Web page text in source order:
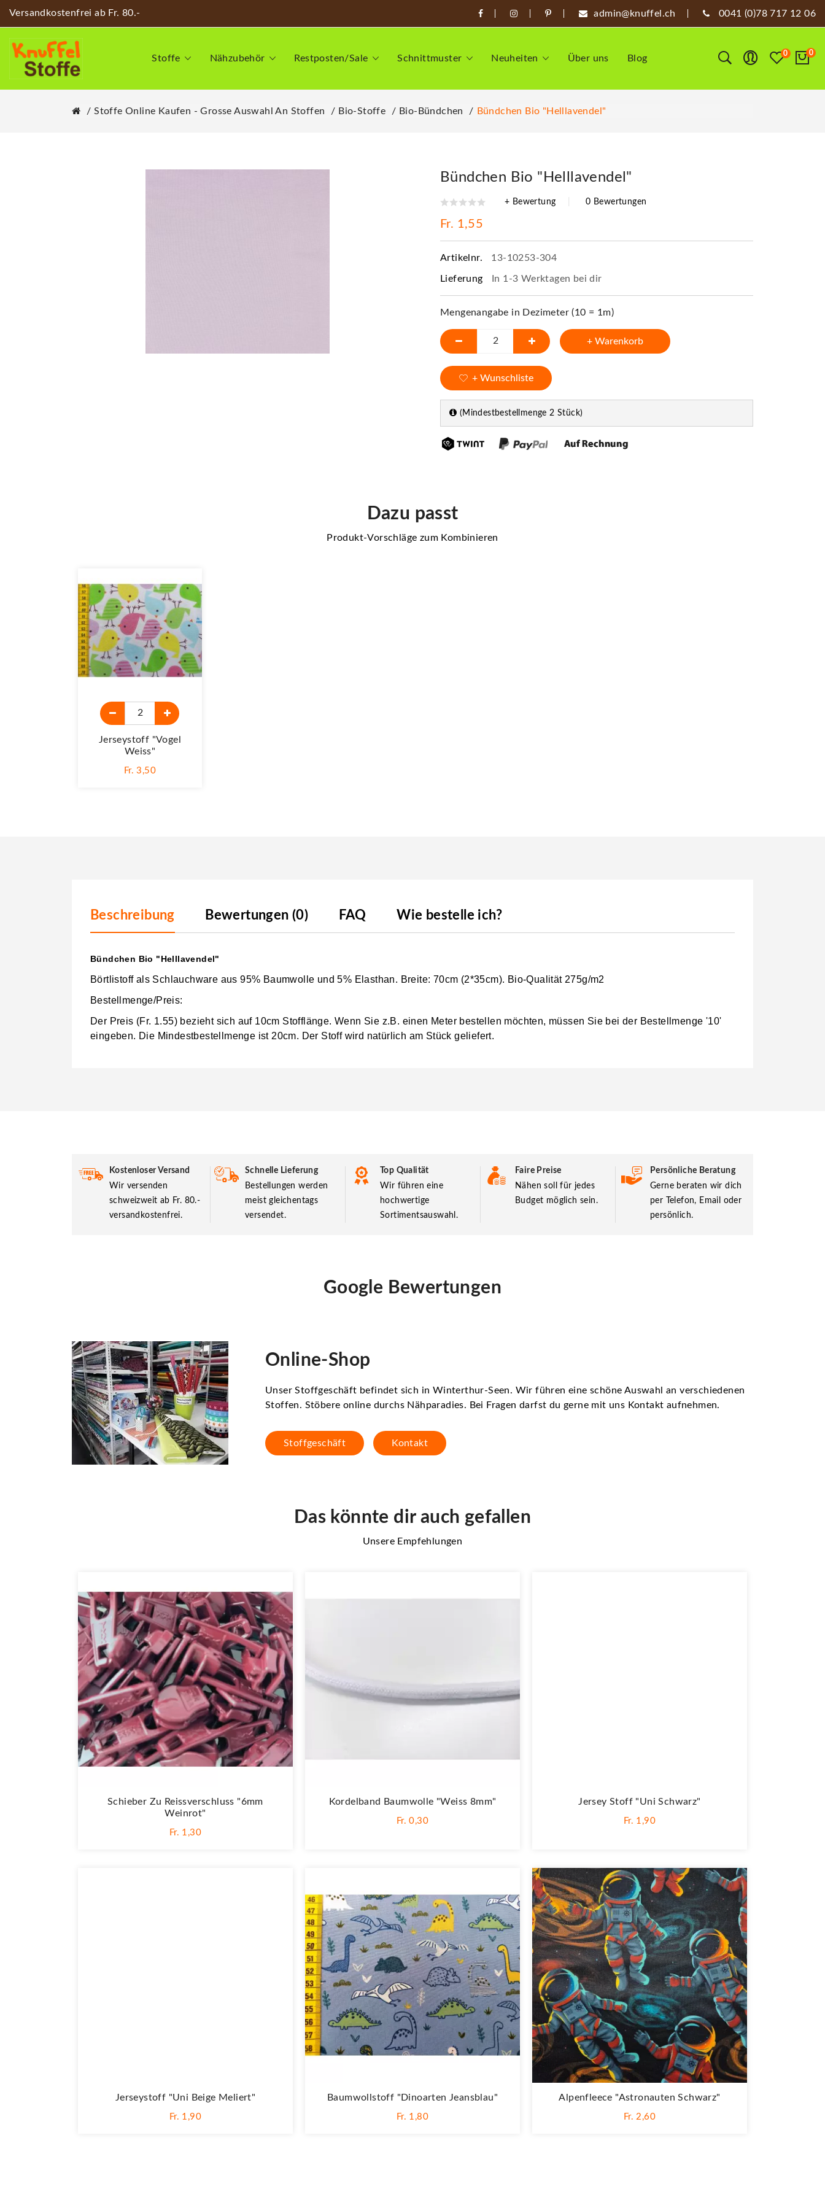
Versandkostenfrei ab Fr. 80.- admin@knuffel.ch 0041 (0)78 717 12 06
Stoffe Nähzubehör Restposten/Sale Schnittmuster Neuheiten Über uns Blog 0 0
Stoffe Online Kaufen - Grosse Auswahl An Stoffen Bio-Stoffe Bio-Bündchen Bündchen Bio "Helllavendel"
Bündchen Bio "Helllavendel"
+ Bewertung 0 Bewertungen
Fr. 1,55
Artikelnr. 13-10253-304
Lieferung In 1-3 Werktagen bei dir
Mengenangabe in Dezimeter (10 = 1m)
+ Warenkorb
+ Wunschliste
(Mindestbestellmenge 2 Stück)
Dazu passt
Produkt-Vorschläge zum Kombinieren
Jerseystoff "Vogel
Weiss"
Fr. 3,50
Beschreibung Bewertungen (0) FAQ Wie bestelle ich?
Bündchen Bio "Helllavendel"
Börtlistoff als Schlauchware aus 95% Baumwolle und 5% Elasthan. Breite: 70cm (2*35cm). Bio-Qualität 275g/m2
Bestellmenge/Preis:
Der Preis (Fr. 1.55) bezieht sich auf 10cm Stofflänge. Wenn Sie z.B. einen Meter bestellen möchten, müssen Sie bei der Bestellmenge '10'
eingeben. Die Mindestbestellmenge ist 20cm. Der Stoff wird natürlich am Stück geliefert.
Kostenloser Versand
Wir versenden
schweizweit ab Fr. 80.-
versandkostenfrei.
Schnelle Lieferung
Bestellungen werden
meist gleichentags
versendet.
Top Qualität
Wir führen eine
hochwertige
Sortimentsauswahl.
Faire Preise
Nähen soll für jedes
Budget möglich sein.
Persönliche Beratung
Gerne beraten wir dich
per Telefon, Email oder
persönlich.
Google Bewertungen
Online-Shop
Unser Stoffgeschäft befindet sich in Winterthur-Seen. Wir führen eine schöne Auswahl an verschiedenen
Stoffen. Stöbere online durchs Nähparadies. Bei Fragen darfst du gerne mit uns Kontakt aufnehmen.
Stoffgeschäft Kontakt
Das könnte dir auch gefallen
Unsere Empfehlungen
Schieber Zu Reissverschluss "6mm
Weinrot"
Fr. 1,30
Jerseystoff "Uni Beige Meliert"
Fr. 1,90
Kordelband Baumwolle "Weiss 8mm"
Fr. 0,30
Baumwollstoff "Dinoarten Jeansblau"
Fr. 1,80
Jersey Stoff "Uni Schwarz"
Fr. 1,90
Alpenfleece "Astronauten Schwarz"
Fr. 2,60